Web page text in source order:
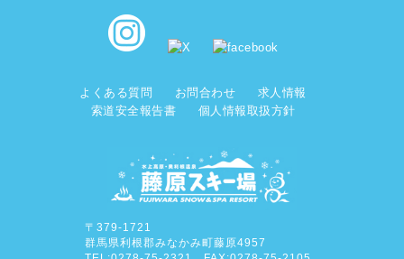
よくある質問 お問合わせ
求人情報
索道安全報告書
個人情報取扱方針
〒379-1721
群馬県利根郡みなかみ町藤原4957